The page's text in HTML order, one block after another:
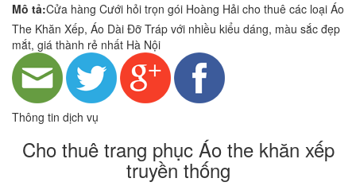
Mô tả:Cửa hàng Cưới hỏi trọn gói Hoàng Hải cho thuê các loại Áo
The Khăn Xếp, Áo Dài Đỡ Tráp với nhiều kiểu dáng, màu sắc đẹp
mắt, giá thành rẻ nhất Hà Nội
Thông tin dịch vụ
Cho thuê trang phục Áo the khăn xếp
truyền thống